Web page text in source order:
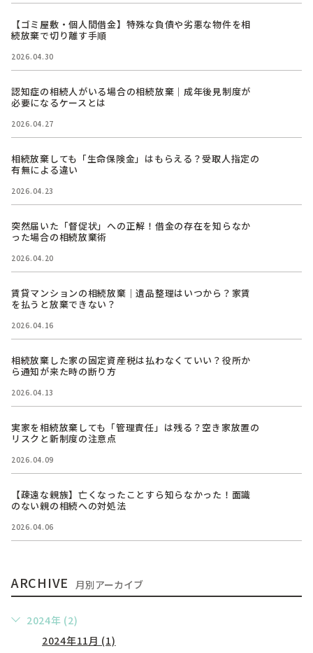
【ゴミ屋敷・個人間借金】特殊な負債や劣悪な物件を相
続放棄で切り離す手順
2026.04.30
認知症の相続人がいる場合の相続放棄｜成年後見制度が
必要になるケースとは
2026.04.27
相続放棄しても「生命保険金」はもらえる？受取人指定の
有無による違い
2026.04.23
突然届いた「督促状」への正解！借金の存在を知らなか
った場合の相続放棄術
2026.04.20
賃貸マンションの相続放棄｜遺品整理はいつから？家賃
を払うと放棄できない？
2026.04.16
相続放棄した家の固定資産税は払わなくていい？役所か
ら通知が来た時の断り方
2026.04.13
実家を相続放棄しても「管理責任」は残る？空き家放置の
リスクと新制度の注意点
2026.04.09
【疎遠な親族】亡くなったことすら知らなかった！面識
のない親の相続への対処法
2026.04.06
ARCHIVE 月別アーカイブ
2024年 (2)
2024年11月 (1)